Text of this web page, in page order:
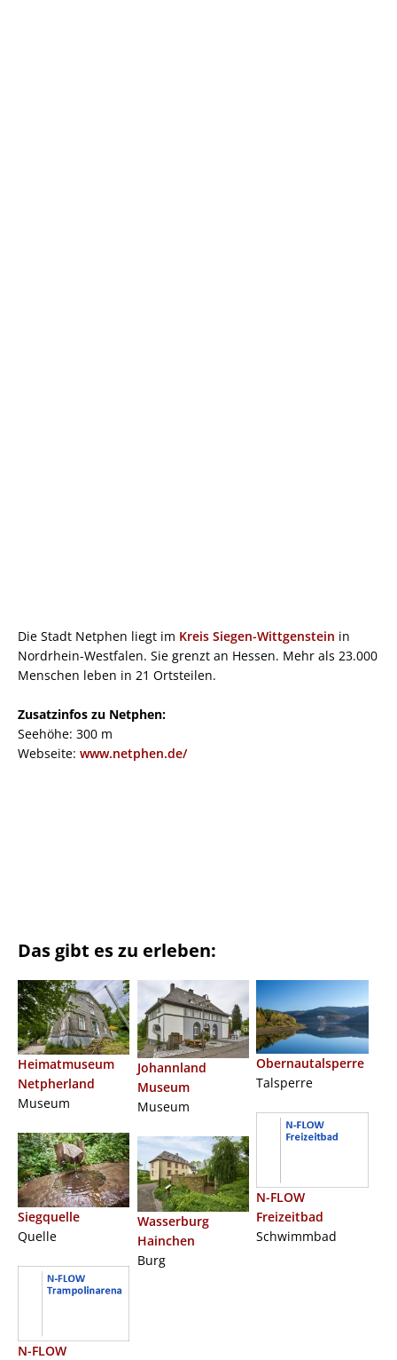
Die Stadt Netphen liegt im Kreis Siegen-Wittgenstein in
Nordrhein-Westfalen. Sie grenzt an Hessen. Mehr als 23.000
Menschen leben in 21 Ortsteilen.
Zusatzinfos zu Netphen:
Seehöhe: 300 m
Webseite: www.netphen.de/
Das gibt es zu erleben:
Heimatmuseum
Netpherland
Museum
Siegquelle
Quelle
N-FLOW
Johannland
Museum
Museum
Wasserburg
Hainchen
Burg
Obernautalsperre
Talsperre
N-FLOW
Freizeitbad
Schwimmbad